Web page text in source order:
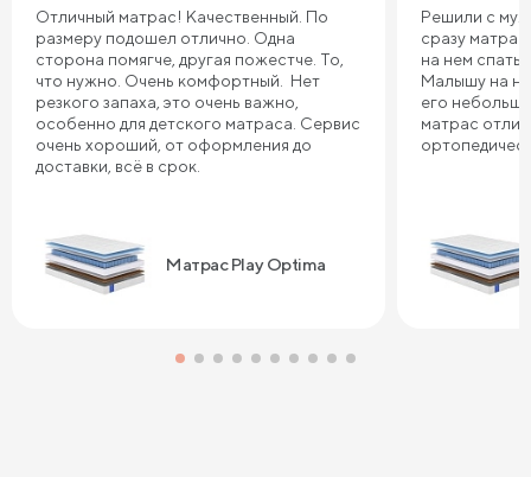
Отличный матрас! Качественный. По
размеру подошел отлично. Одна
сторона помягче, другая пожестче. То,
что нужно. Очень комфортный. Нет
резкого запаха, это очень важно,
особенно для детского матраса. Сервис
очень хороший, от оформления до
доставки, всё в срок.
Матрас Play Optima
Решили с
сразу
на нем спать
Малышу на
его
матрас